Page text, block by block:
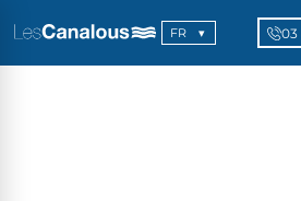
FR 03